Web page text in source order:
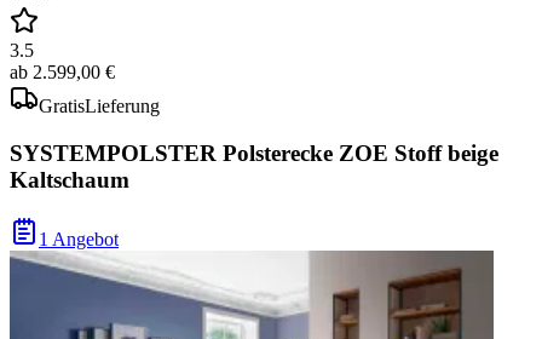
3.5
ab 2.599,00 €
GratisLieferung
SYSTEMPOLSTER Polsterecke ZOE Stoff beige
Kaltschaum
1 Angebot